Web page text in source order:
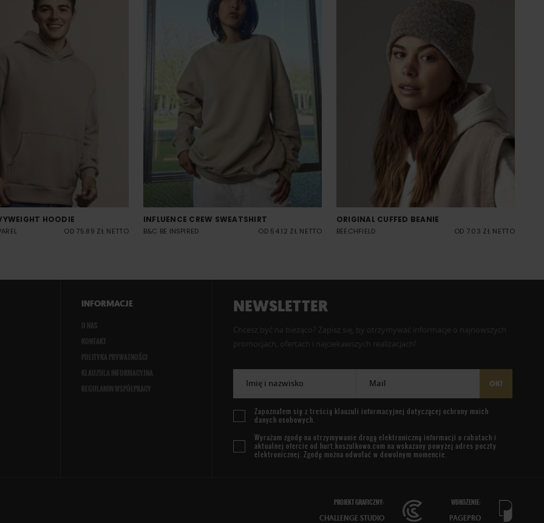
HOODIE
OD 75.89 ZŁ NETTO
INFLUENCE CREW SWEATSHIRT
B&C BE INSPIRED OD 54.12 ZŁ NETTO
ORIGINAL CUFFED BEANIE
BEECHFIELD OD 7.03 ZŁ NETTO
INFORMACJE
O NAS
KONTAKT
POLITYKA PRYWATNOŚCI
KLAUZULA INFORMACYJNA
REGULAMIN WSPÓŁPRACY
NEWSLETTER
Chcesz być na bieżąco? Zapisz się, by otrzymywać informacje o najnowszych
promocjach, ofertach i najciekawszych realizacjach!
Imię i nazwisko Mail OK!
Zapoznałem się z treścią klauzuli informacyjnej dotyczącej ochrony moich
danych osobowych.
Wyrażam zgodę na otrzymywanie drogą elektroniczną informacji o rabatach i
aktualnej ofercie od hurt.koszulkowo.com na wskazany powyżej adres poczty
elektronicznej. Zgodę można odwołać w dowolnym momencie.
PROJEKT GRAFICZNY:
CHALLENGE STUDIO
WDROŻENIE:
PAGEPRO